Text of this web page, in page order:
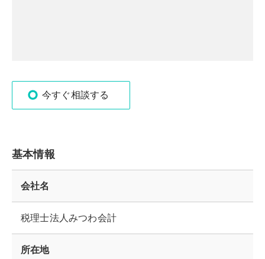
今すぐ相談する
基本情報
会社名
税理士法人みつわ会計
所在地